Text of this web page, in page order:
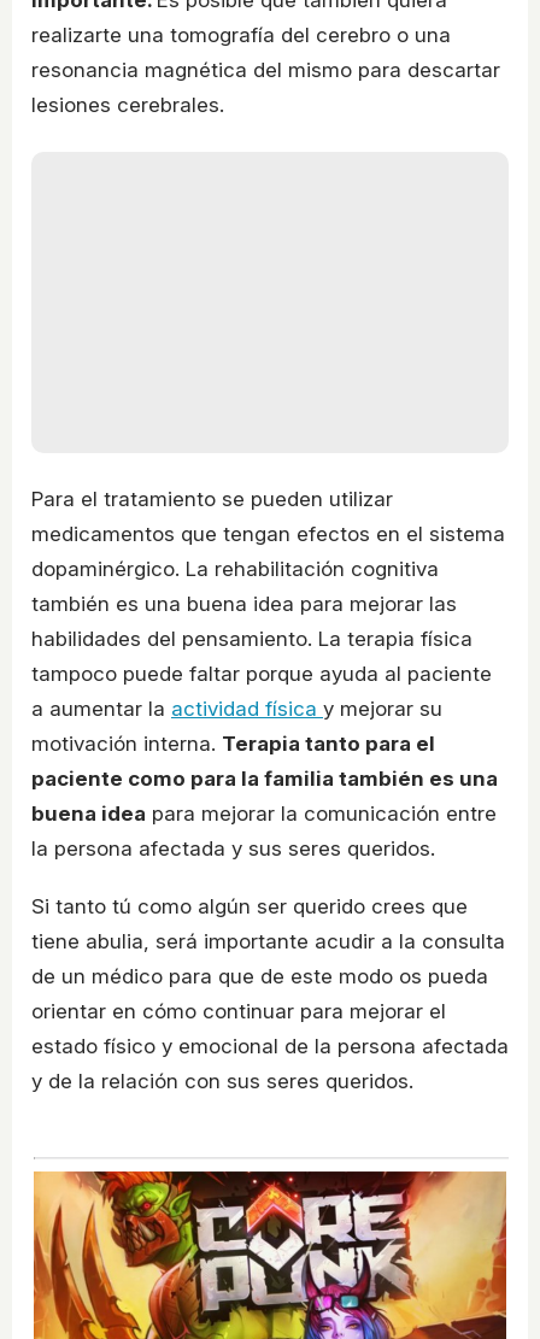
realizarte una tomografía del cerebro o una
resonancia magnética del mismo para descartar
lesiones cerebrales.
Para el tratamiento se pueden utilizar
medicamentos que tengan efectos en el sistema
dopaminérgico. La rehabilitación cognitiva
también es una buena idea para mejorar las
habilidades del pensamiento. La terapia física
tampoco puede faltar porque ayuda al paciente
a aumentar la actividad física y mejorar su
motivación interna. Terapia tanto para el
paciente como para la familia también es una
buena idea para mejorar la comunicación entre
la persona afectada y sus seres queridos.
Si tanto tú como algún ser querido crees que
tiene abulia, será importante acudir a la consulta
de un médico para que de este modo os pueda
orientar en cómo continuar para mejorar el
estado físico y emocional de la persona afectada
y de la relación con sus seres queridos.